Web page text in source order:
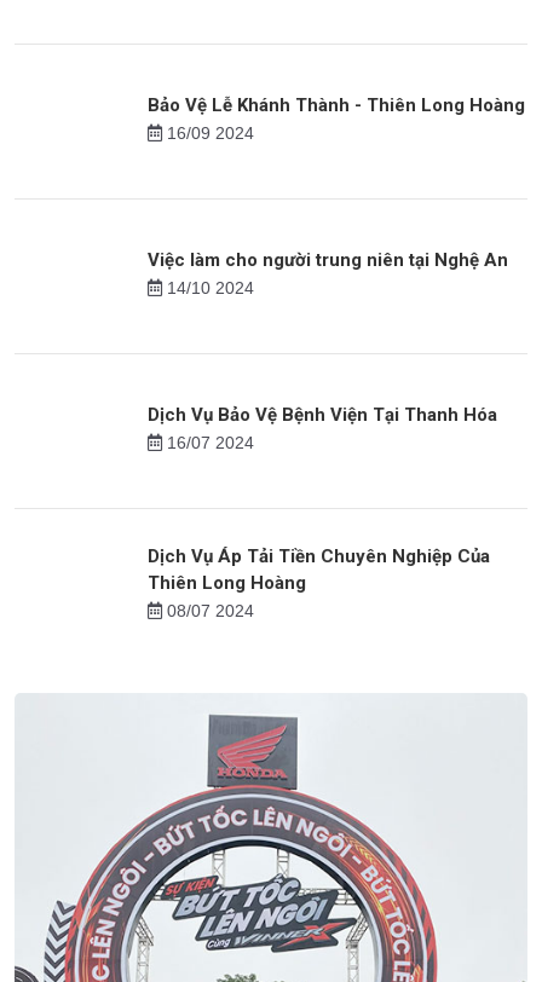
Dịch Vụ Bảo Vệ Nhà – Phòng Trọ Chuyên
Nghiệp Tại Bắc Ninh
Bảo Vệ Lễ Khánh Thành - Thiên Long Hoàng
Việc làm cho người trung niên tại Nghệ An
Dịch Vụ Bảo Vệ Bệnh Viện Tại Thanh Hóa
16/07 2024
Dịch Vụ Áp Tải Tiền Chuyên Nghiệp Của
Thiên Long Hoàng
08/07 2024